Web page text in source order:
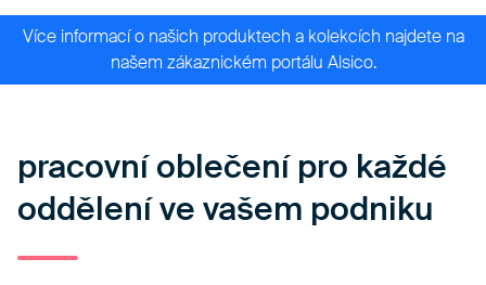
Více informací o našich produktech a kolekcích najdete na
našem zákaznickém portálu Alsico.
pracovní oblečení pro každé
oddělení ve vašem podniku